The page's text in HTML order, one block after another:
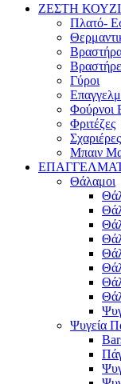
ΖΕΣΤΗ
Πλατό-
Γύροι
Φούρνοι
Φριτέζες
Σχαριέρες
Μπαιν
Θάλαμοι
Ψυγεία